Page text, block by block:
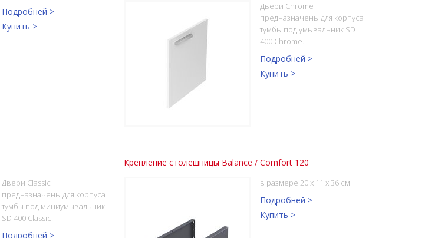
Подробней >
Купить >
Двери Chrome
предназначены для корпуса
тумбы под умывальник SD
400 Chrome.
Подробней >
Купить >
Двери Classic
предназначены для корпуса
тумбы под миниумывальник
SD 400 Classic.
Подробней >
Крепление столешницы Balance / Comfort 120
в размере 20 x 11 x 36 см
Подробней >
Купить >